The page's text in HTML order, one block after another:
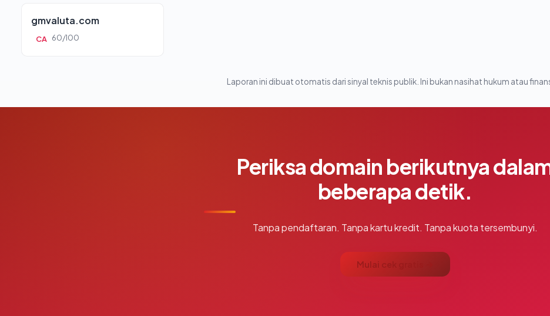
gmvaluta.com
CA 60/100
Laporan ini dibuat otomatis dari sinyal teknis publik. Ini bukan nasihat hukum atau
Periksa domain berikutnya
beberapa detik.
Tanpa pendaftaran. Tanpa kartu kredit. Tanpa kuota tersembunyi.
Mulai cek gratis →